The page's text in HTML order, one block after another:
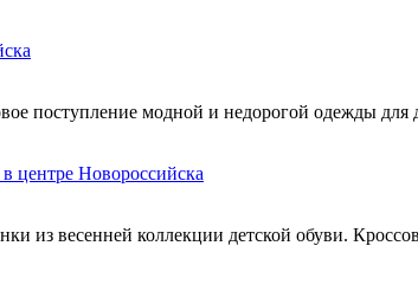
поступление модной и недорогой одежды
из весенней коллекции детской обуви.